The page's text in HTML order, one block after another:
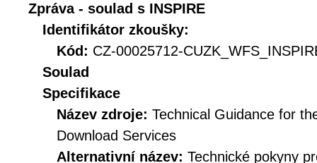
Zpráva - soulad s INSPIRE
Identifikátor zkoušky:
Kód: CZ-00025712-
Soulad
Specifikace
Název zdroje: Technical Guidance for
Download Services
Alternativní název: Technické pokyny